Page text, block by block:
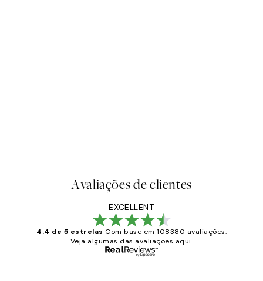
Avaliações de clientes
EXCELLENT
4.4 de 5 estrelas Com base em 108380 avaliações.
Veja algumas das avaliações aqui.